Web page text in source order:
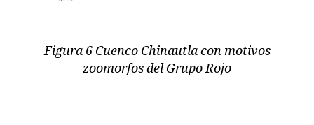
Figura 6 Cuenco Chinautla con motivos
zoomorfos del Grupo Rojo